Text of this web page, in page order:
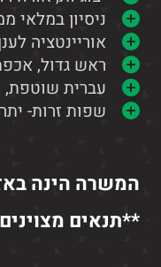
נְגִישׁוּת.ניסיון במלאי
אוריינטציה
ראש גדול,
עברית שוטפת,
שפות זרות-
המשרה הינה
**תנאים